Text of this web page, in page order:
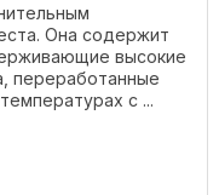
Она содержит
высокие
переработанные
с ...